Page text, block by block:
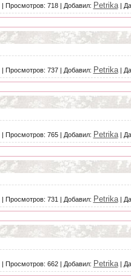
Просмотров: 718| Добавил: Petrika|
Просмотров: 737| Добавил: Petrika|
Просмотров: 765| Добавил: Petrika|
Просмотров: 731 Добавил: Petrika|
Просмотров: 662| Добавил: Petrika|